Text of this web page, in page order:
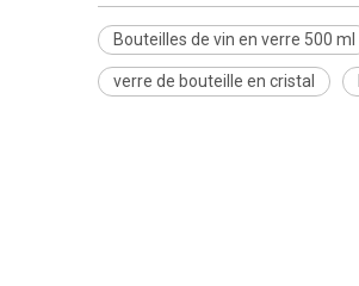
Bouteilles de vin en verre 500 ml
verre de bouteille en cristal